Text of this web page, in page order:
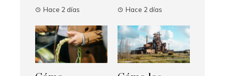
Hace 2 días Hace 2 días